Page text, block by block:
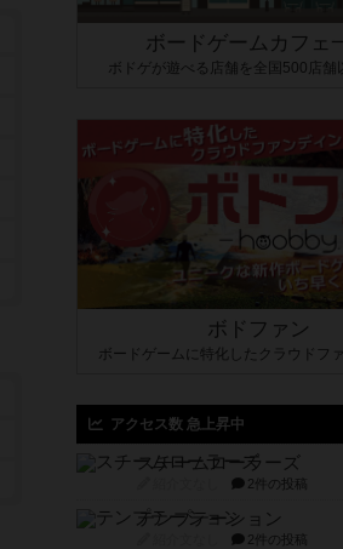
ボードゲームカフェ
ボドゲが遊べる店舗を全国500店舗
ボドファン
ボードゲームに特化したクラウドフ
アクセス数 急上昇中
スチームローラーズ
2件の投稿
テンプテーション
2件の投稿